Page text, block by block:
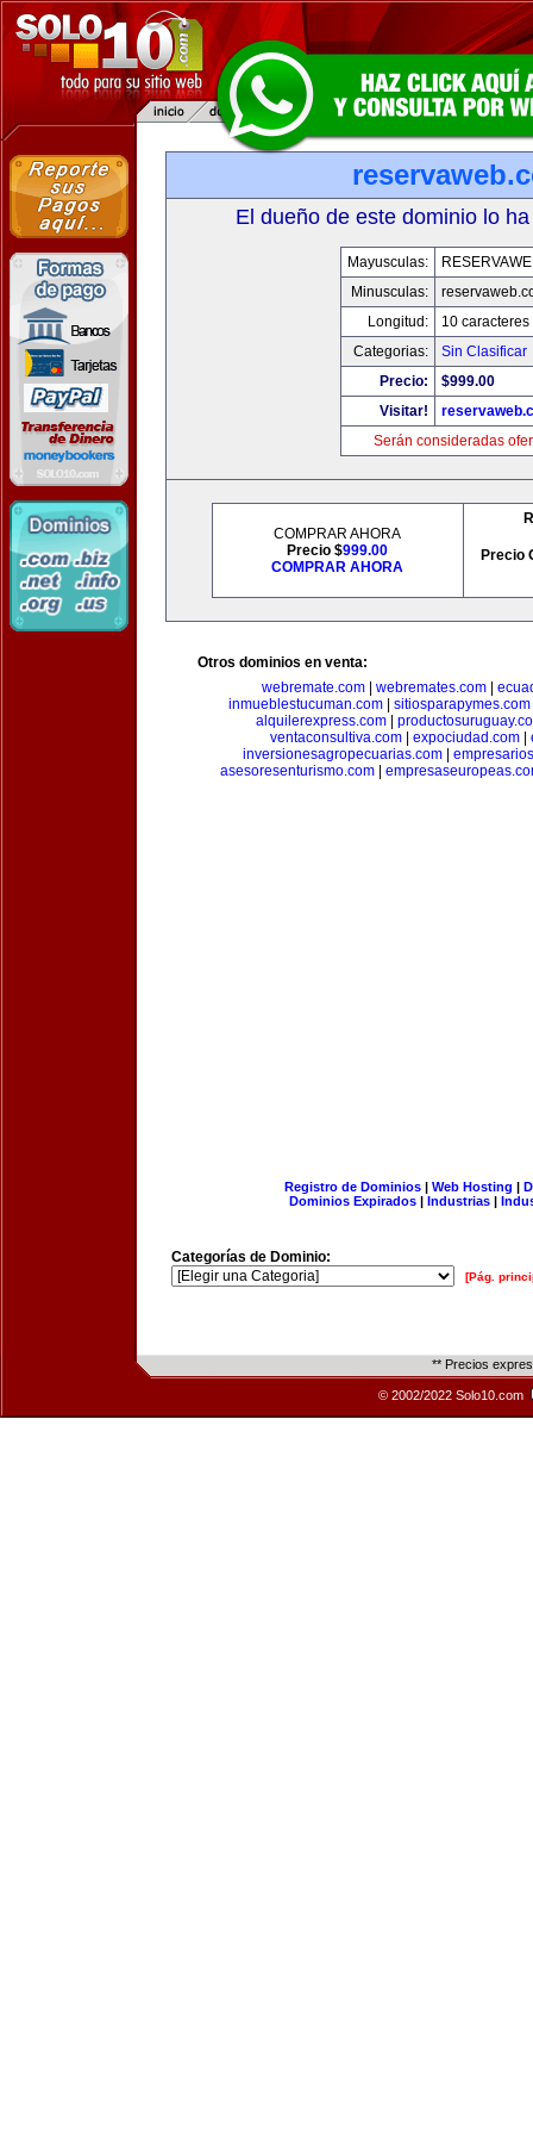
El dueño de este dominio lo
Mayusculas:
Minusculas:
Longitud:
10 caracteres
Categorias:
Sin Clasificar
Precio:
$999.00
Visitar!
Serán consideradas
COMPRAR AHORA
Precio $999.00
COMPRAR AHORA
Precio
Otros dominios en venta:
webremate.com| webremates.com|
inmueblestucuman.com
sitiosparapymes.com
alquilerexpress.com
ventaconsultiva.com
expociudad.com
inversionesagropecuarias.com
asesoresenturismo.com|
Registro de Dominios| Web Hosting |
Dominios Expirados | Industrias |
Categorías de Dominio:
[Pág.
** Precios
© 2002/2022 Solo10.com